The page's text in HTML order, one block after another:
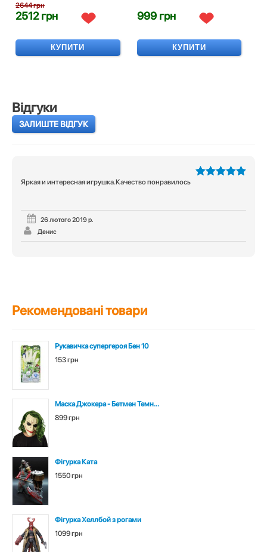
2644 грн
2512 грн
КУПИТИ
999 грн
КУПИТИ
Відгуки
ЗАЛИШТЕ ВІДГУК
Яркая и интересная игрушка.Качество понравилось
26 лютого 2019 р.
Денис
Рекомендовані товари
Рукавичка супергероя Бен 10
153 грн
Маска Джокера - Бетмен Темн...
899 грн
Фігурка Ката
1550 грн
Фігурка Хеллбой з рогами
1099 грн